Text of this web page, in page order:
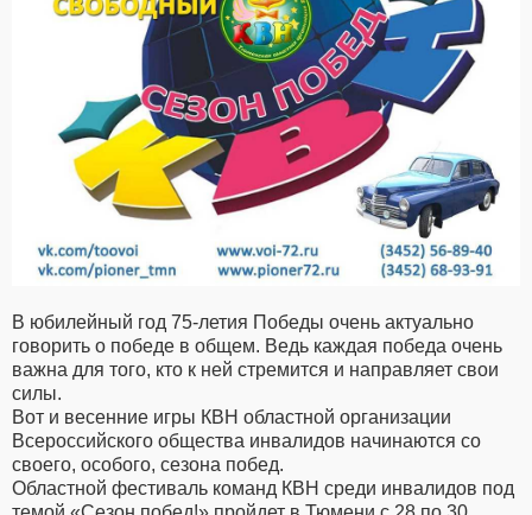
В юбилейный год 75-летия Победы очень актуально
говорить о победе в общем. Ведь каждая победа очень
важна для того, кто к ней стремится и направляет свои
силы.
Вот и весенние игры КВН областной организации
Всероссийского общества инвалидов начинаются со
своего, особого, сезона побед.
Областной фестиваль команд КВН среди инвалидов под